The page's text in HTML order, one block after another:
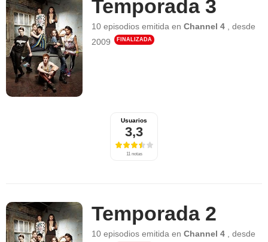
Temporada 3
10 episodios emitida enChannel 4 ,desde
2009
FINALIZADA
Usuarios
3,3
11 notas
Temporada 2
10 episodios emitida enChannel 4 ,desde